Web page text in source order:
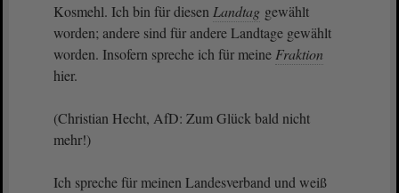
Kosmehl. Ich bin für diesen Landtag gewählt
worden; andere sind für andere Landtage gewählt
worden. Insofern spreche ich für meine Fraktion
hier.
(Christian Hecht, AfD: Zum Glück bald nicht
mehr!)
Ich spreche für meinen Landesverband und weiß